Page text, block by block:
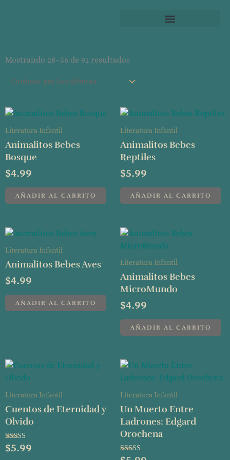
Mostrando 28–36 de 91 resultadospor
Literatura Infantil
Animalitos Bebes
Bosque
$4.99
AÑADIR AL CARRITO
Literatura Infantil
Animalitos Bebes
Reptiles
$5.99
AÑADIR AL CARRITO
Literatura Infantil
Animalitos Bebes Aves
$4.99
AÑADIR AL CARRITO
Literatura Infantil
Animalitos Bebes
MicroMundo
$4.99
AÑADIR AL CARRITO
Literatura Infantil
Cuentos de Eternidad y
Olvido
Valorado
con
$5.99
Literatura Infantil
Un Muerto Entre
Ladrones: Edgard
Orochena
Valorado